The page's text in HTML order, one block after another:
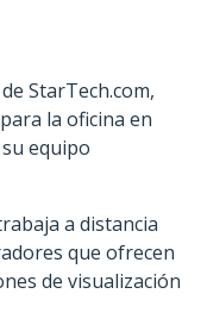
StarTech.com,
la oficina en
equipo
a distancia
que ofrecen
de visualización